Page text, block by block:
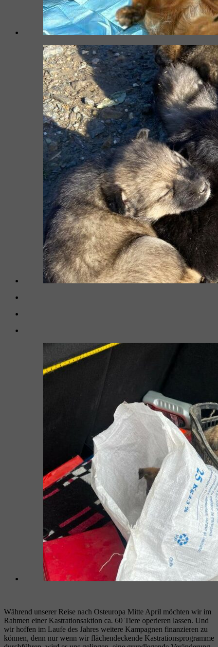
Während unserer Reise nach Osteuropa Mitte April möchten wir im
Rahmen einer Kastrationsaktion ca. 60 Tiere operieren lassen. Und
wir hoffen im Laufe des Jahres weitere Kampagnen finanzieren zu
können, denn nur wenn wir flächendeckende Kastrationsprogramme